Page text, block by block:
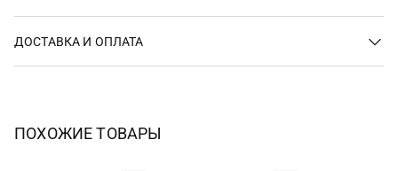
ДОСТАВКА И ОПЛАТА
ПОХОЖИЕ ТОВАРЫ